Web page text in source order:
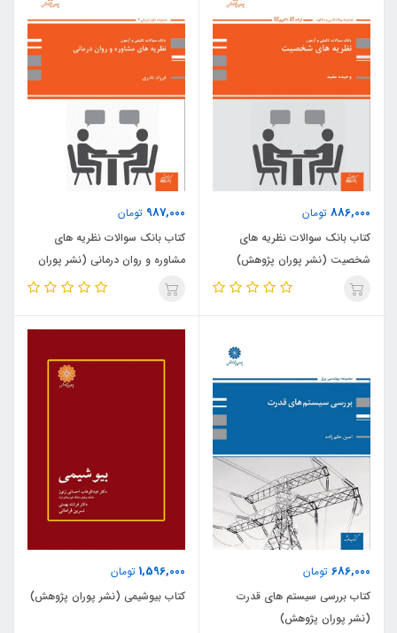
886,000 تومان
کتاب بانک سوالات نظریه های
شخصیت (نشر پوران پژوهش)
987,000 تومان
کتاب بانک سوالات نظریه های
مشاوره و روان درمانی (نشر پوران
پژوهش)
686,000 تومان
کتاب بررسی سیستم های قدرت
(نشر پوران پژوهش)
1,596,000 تومان
کتاب بیوشیمی (نشر پوران پژوهش)